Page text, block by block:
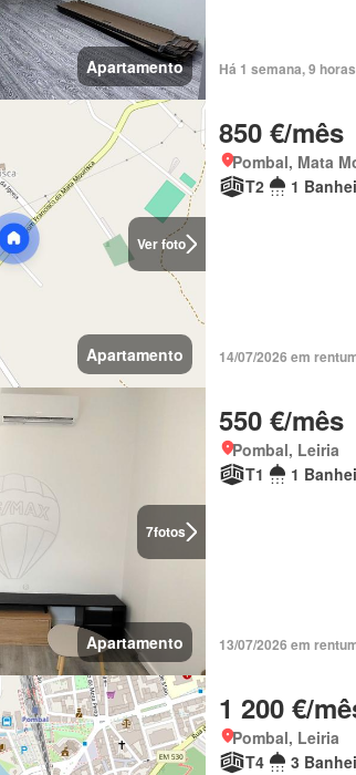
Apartamento Há 1 semana, 9
Ver foto
Apartamento
850 €/mês
Pombal, Mata
T2
1
14/07/2026 em
7fotos
Apartamento
550 €/mês
Pombal, Leiria
T1
1
13/07/2026 em
1 200 €/
Pombal, Leiria
T4
3